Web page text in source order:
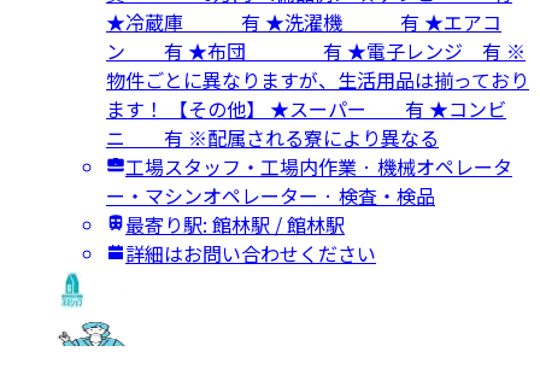
★冷蔵庫 有 ★洗濯機 有 ★エアコ
ン 有 ★布団 有 ★電子レンジ 有 ※
物件ごとに異なりますが、生活用品は揃っており
ます！ 【その他】 ★スーパー 有 ★コンビ
ニ 有 ※配属される寮により異なる
工場スタッフ・工場内作業 · 機械オペレータ
ー・マシンオペレーター · 検査・検品
最寄り駅: 館林駅 / 館林駅
詳細はお問い合わせください